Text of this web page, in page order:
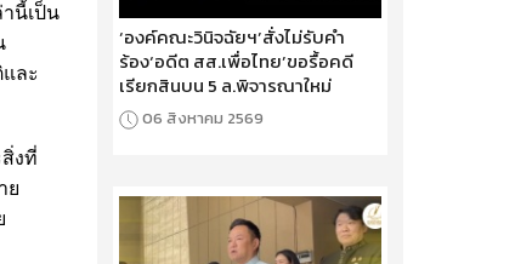
นี้เป็น
ละ
งที่
ย
‘องค์คณะวินิจฉัยฯ’สั่งไม่รับคำ
ร้อง‘อดีต สส.เพื่อไทย’ขอรื้อคดี
เรียกสินบน 5 ล.พิจารณาใหม่
06 สิงหาคม 2569